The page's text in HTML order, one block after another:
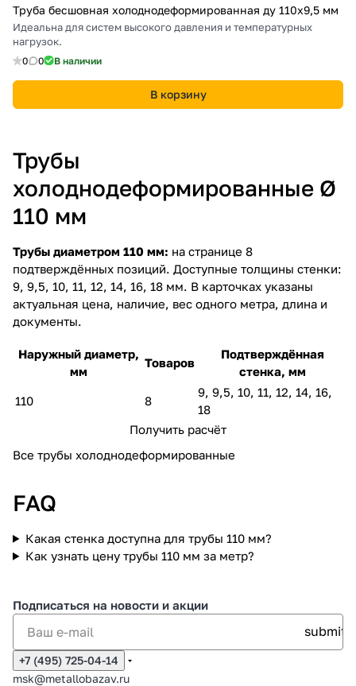
Труба бесшовная холоднодеформированная ду 110х9,5 мм
Идеальна для систем высокого давления и температурных
нагрузок.
0 0 В наличии
В корзину
Трубы
холоднодеформированные Ø
110 мм
Трубы диаметром 110 мм: на странице 8
подтверждённых позиций. Доступные толщины стенки:
9, 9,5, 10, 11, 12, 14, 16, 18 мм. В карточках указаны
актуальная цена, наличие, вес одного метра, длина и
документы.
Наружный диаметр,
мм
Товаров
Подтверждённая
стенка, мм
110 8
9, 9,5, 10, 11, 12, 14, 16,
18
Получить расчёт
Все трубы холоднодеформированные
FAQ
Какая стенка доступна для трубы 110 мм?
Как узнать цену трубы 110 мм за метр?
Подписаться на новости и акции
+7 (495) 725-04-14
msk@metallobazav.ru